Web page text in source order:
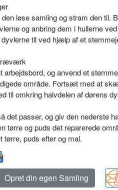
løse samling og stram den til.
og anbring dem i hullerne
til ved hjælp af et
træværk
arbejdsbord, og anvend et
område. Fortsæt med at
til omkring halvdelen af dørens
passer, og giv den nederste
tørre og puds det reparerede
puds efter og mal.
Opret din egen Samling